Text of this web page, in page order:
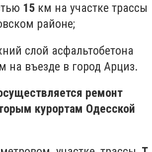
15 км на участке трассы
районе;
слой асфальтобетона
на въезде в город Арциз.
ремонт
курортам Одесской